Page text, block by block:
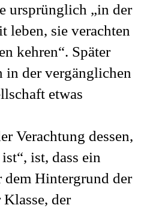
ursprünglich „in der
leben, sie verachten
kehren“. Später
in der vergänglichen
etwas
Verachtung dessen,
ist, dass ein
Hintergrund der
der